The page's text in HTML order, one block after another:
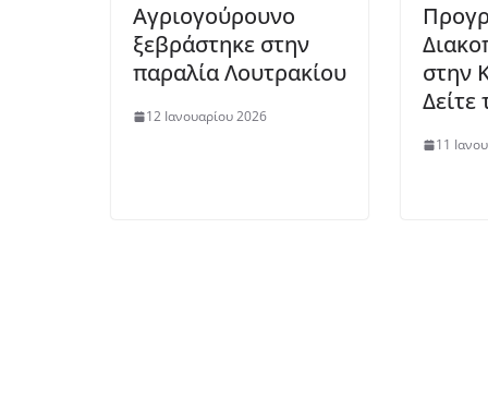
Aγριογούρουνο
ξεβράστηκε στην
παραλία Λουτρακίου
12 Ιανουαρίου 2026
στην
Δείτε
11